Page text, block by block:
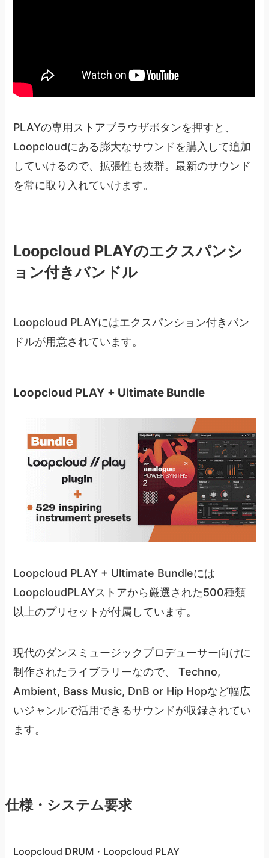
PLAYの専用ストアブラウザボタンを押すと、
Loopcloudにある膨大なサウンドを購入して追加
していけるので、拡張性も抜群。最新のサウンド
を常に取り入れていけます。
Loopcloud PLAYのエクスパンシ
ョン付きバンドル
Loopcloud PLAYにはエクスパンション付きバン
ドルが用意されています。
Loopcloud PLAY + Ultimate Bundle
Loopcloud PLAY + Ultimate Bundleには
LoopcloudPLAYストアから厳選された500種類
以上のプリセットが付属しています。
現代のダンスミュージックプロデューサー向けに
制作されたライブラリーなので、 Techno,
Ambient, Bass Music, DnB or Hip Hopなど幅広
いジャンルで活用できるサウンドが収録されてい
ます。
仕様・システム要求
Loopcloud DRUM・Loopcloud PLAY